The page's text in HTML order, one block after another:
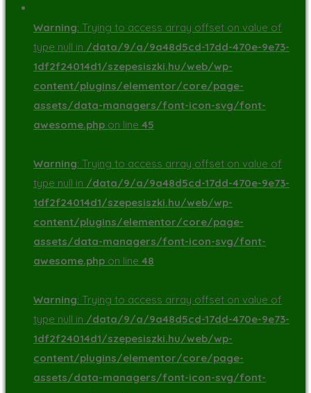
Warning: Trying to access array offset on value of
type null in /data/9/a/9a48d5cd-17dd-470e-9e73-
1df2f24014d1/szepesiszki.hu/web/wp-
content/plugins/elementor/core/page-
assets/data-managers/font-icon-svg/font-
awesome.php on line 45
Warning: Trying to access array offset on value of
type null in /data/9/a/9a48d5cd-17dd-470e-9e73-
1df2f24014d1/szepesiszki.hu/web/wp-
content/plugins/elementor/core/page-
assets/data-managers/font-icon-svg/font-
awesome.php on line 48
Warning: Trying to access array offset on value of
type null in /data/9/a/9a48d5cd-17dd-470e-9e73-
1df2f24014d1/szepesiszki.hu/web/wp-
content/plugins/elementor/core/page-
assets/data-managers/font-icon-svg/font-